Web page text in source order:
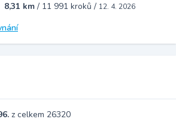
8,31 km / 11 991 kroků / 12. 4. 2026
z celkem 26320